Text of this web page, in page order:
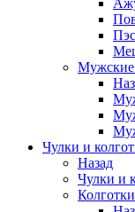
Мужские
Чулки и
Назад
Чулки и
Колготки